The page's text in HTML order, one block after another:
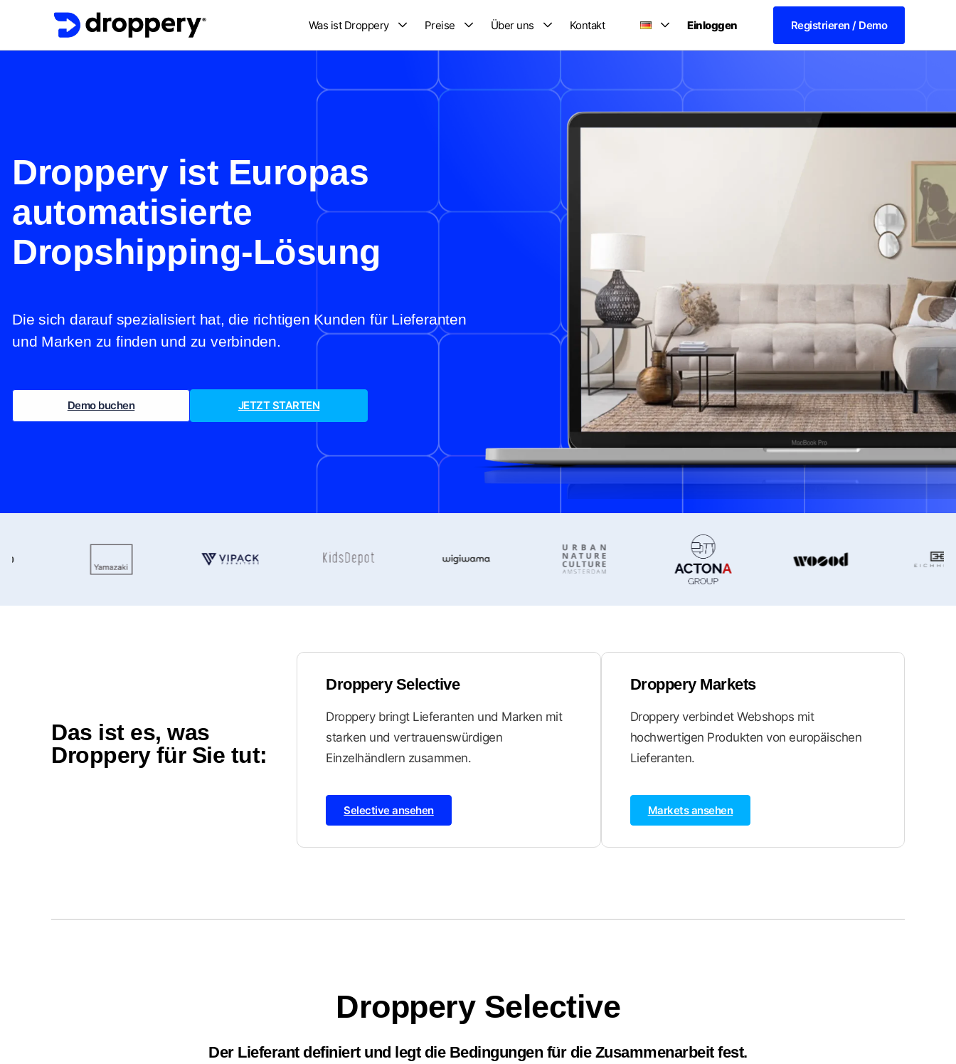
Was ist Droppery Preise Über uns Kontakt Einloggen Registrieren / Demo
Droppery ist Europas
automatisierte
Dropshipping-Lösung
Die sich darauf spezialisiert hat, die richtigen Kunden für Lieferanten
und Marken zu finden und zu verbinden.
Demo buchen JETZT STARTEN
Das ist es, was
Droppery für Sie tut:
Droppery Selective
Droppery bringt Lieferanten und Marken mit
starken und vertrauenswürdigen
Einzelhändlern zusammen.
Selective ansehen
Droppery Markets
Droppery verbindet Webshops mit
hochwertigen Produkten von europäischen
Lieferanten.
Markets ansehen
Droppery Selective
Der Lieferant definiert und legt die Bedingungen für die Zusammenarbeit fest.